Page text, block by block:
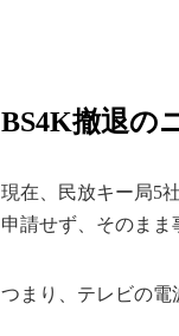
BS4K撤退の
現在、民放キー局5
申請せず、そのま
つまり、テレビの